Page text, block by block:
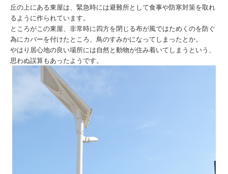
丘の上にある東屋は、緊急時には避難所として食事や防寒対策を取れ
るように作られています。
ところがこの東屋、非常時に四方を閉じる布が風ではためくのを防ぐ
為にカバーを付けたところ、鳥のすみかになってしまったとか。
やはり居心地の良い場所には自然と動物が住み着いてしまうという、
思わぬ誤算もあったようです。